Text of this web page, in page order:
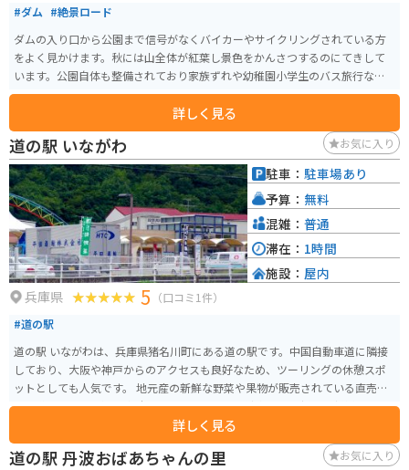
#ダム #絶景ロード
ダムの入り口から公園まで信号がなくバイカーやサイクリングされている方
をよく見かけます。秋には山全体が紅葉し景色をかんさつするのにてきして
います。公園自体も整備されており家族ずれや幼稚園小学生のバス旅行など
でも利用されています。
詳しく見る
道の駅 いながわ お気に入り
兵庫県 5 （口コミ1件）
#道の駅
道の駅 いながわは、兵庫県猪名川町にある道の駅です。中国自動車道に隣接
しており、大阪や神戸からのアクセスも良好なため、ツーリングの休憩スポ
ットとしても人気です。 地元産の新鮮な野菜や果物が販売されている直売所
は、道の駅 いながわの魅力の一つです。特に、猪名川町で採れた新鮮な野菜
は、味が濃くて美味しいと評判です。また、地元の食材を使ったレストラン
では、猪名川町の味を楽しむことができます。 バイクで訪れる場合、道の駅
いながわには、広々とした駐車場が完備されています。また、周辺には、自
詳しく見る
駐車： 駐車場あり
予算： 無料
混雑： 普通
滞在： 1時間
施設： 屋内
道の駅 丹波おばあちゃんの里 お気に入り